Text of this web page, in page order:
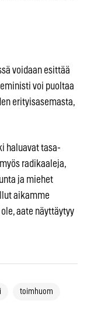
voidaan esittää
voi puoltaa
erityisasemasta,
haluavat tasa-
radikaaleja,
ja miehet
aikamme
aate näyttäytyy
toimhuom